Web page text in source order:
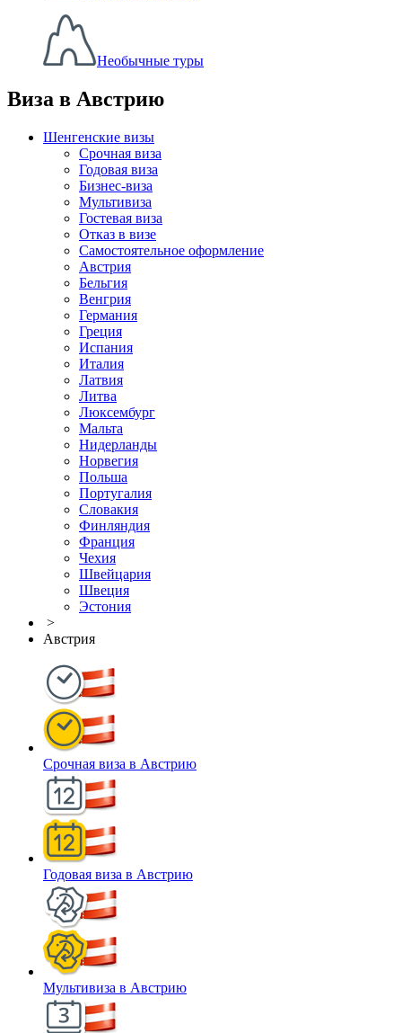
Необычные туры
Виза в Австрию
Шенгенские визы
Срочная виза
Годовая виза
Бизнес-виза
Мультивиза
Гостевая виза
Отказ в визе
Самостоятельное оформление
Австрия
Бельгия
Венгрия
Германия
Греция
Испания
Италия
Латвия
Литва
Люксембург
Мальта
Нидерланды
Норвегия
Польша
Португалия
Словакия
Финляндия
Франция
Чехия
Швейцария
Швеция
Эстония
>
Австрия
Срочная виза в Австрию
Годовая виза в Австрию
Мультивиза в Австрию